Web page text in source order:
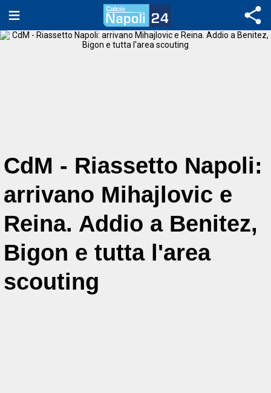
CdM - Riassetto Napoli:
arrivano Mihajlovic e
Reina. Addio a Benitez,
Bigon e tutta l'area
scouting